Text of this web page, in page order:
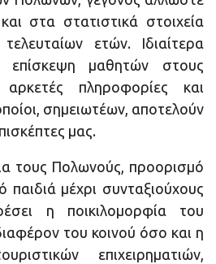
στα στατιστικά στοιχεία
ετών. Ιδιαίτερα
επίσκεψη μαθητών στους
πληροφορίες και
σημειωτέων, αποτελούν
μας.
τους Πολωνούς, προορισμό
παιδιά μέχρι συνταξιούχους
η ποικιλομορφία του
του κοινού όσο και η
επιχειρηματιών,